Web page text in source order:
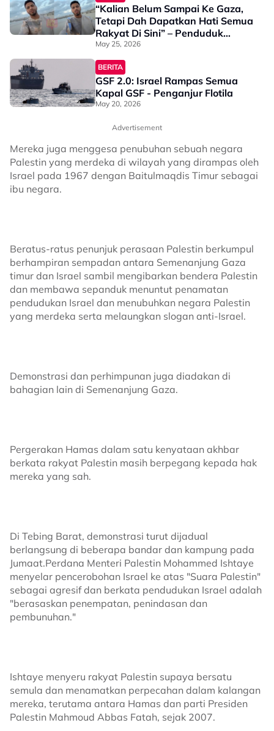
“Kalian Belum Sampai Ke Gaza,
Tetapi Dah Dapatkan Hati Semua
Rakyat Di Sini” – Penduduk
Palestin Mohon Maaf Kepada
Aktivis Global Sumud Flotilla
May 25, 2026
BERITA
GSF 2.0: Israel Rampas Semua
Kapal GSF - Penganjur Flotila
May 20, 2026
Advertisement
Mereka juga menggesa penubuhan sebuah negara
Palestin yang merdeka di wilayah yang dirampas oleh
Israel pada 1967 dengan Baitulmaqdis Timur sebagai
ibu negara.
Beratus-ratus penunjuk perasaan Palestin berkumpul
berhampiran sempadan antara Semenanjung Gaza
timur dan Israel sambil mengibarkan bendera Palestin
dan membawa sepanduk menuntut penamatan
pendudukan Israel dan menubuhkan negara Palestin
yang merdeka serta melaungkan slogan anti-Israel.
Demonstrasi dan perhimpunan juga diadakan di
bahagian lain di Semenanjung Gaza.
Pergerakan Hamas dalam satu kenyataan akhbar
berkata rakyat Palestin masih berpegang kepada hak
mereka yang sah.
Di Tebing Barat, demonstrasi turut dijadual
berlangsung di beberapa bandar dan kampung pada
Jumaat.Perdana Menteri Palestin Mohammed Ishtaye
menyelar pencerobohan Israel ke atas "Suara Palestin"
sebagai agresif dan berkata pendudukan Israel adalah
"berasaskan penempatan, penindasan dan
pembunuhan."
Ishtaye menyeru rakyat Palestin supaya bersatu
semula dan menamatkan perpecahan dalam kalangan
mereka, terutama antara Hamas dan parti Presiden
Palestin Mahmoud Abbas Fatah, sejak 2007.